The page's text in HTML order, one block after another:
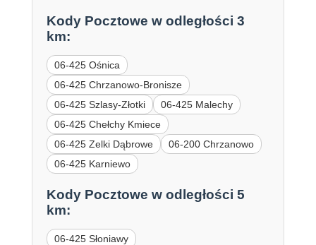
Kody Pocztowe w odległości 3
km:
06-425 Ośnica
06-425 Chrzanowo-Bronisze
06-425 Szlasy-Złotki
06-425 Malechy
06-425 Chełchy Kmiece
06-425 Zelki Dąbrowe
06-200 Chrzanowo
06-425 Karniewo
Kody Pocztowe w odległości 5
km:
06-425 Słoniawy